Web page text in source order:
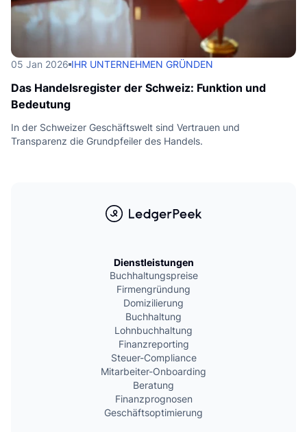
05 Jan 2026 IHR UNTERNEHMEN GRÜNDEN
Das Handelsregister der Schweiz: Funktion und
Bedeutung
In der Schweizer Geschäftswelt sind Vertrauen und
Transparenz die Grundpfeiler des Handels.
Dienstleistungen
Buchhaltungspreise
Firmengründung
Domizilierung
Buchhaltung
Lohnbuchhaltung
Finanzreporting
Steuer-Compliance
Mitarbeiter-Onboarding
Beratung
Finanzprognosen
Geschäftsoptimierung